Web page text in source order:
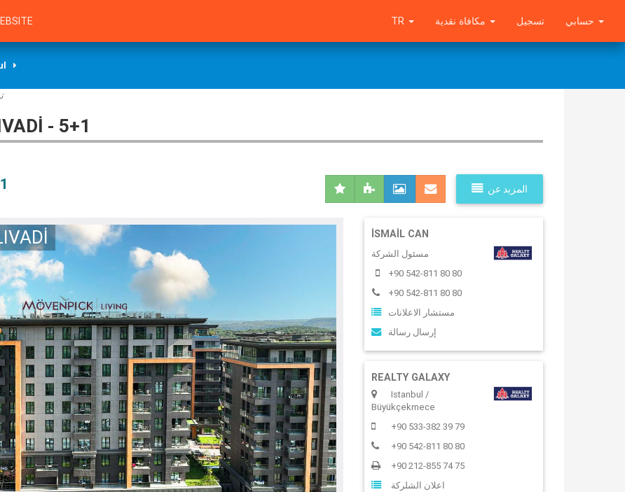
تسجيل TR
- 5+1
المزيد عن
İSMAIL CAN
مسئول الشركة
+90 542-811 80 80
+90 542-811 80 80
مستشار الاعلانات
إرسال رسالة
REALTY GALAXY
Istanbul /
Büyükçekmece
+90 533-382 39 79
+90 542-811 80 80
+90 212-855 74 75
اعلان الشلركة